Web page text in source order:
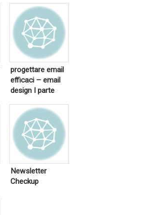
progettare email
efficaci – email
design I parte
Newsletter
Checkup